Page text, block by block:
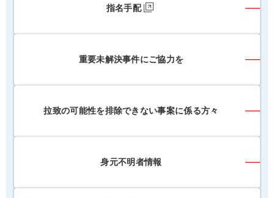
指名手配
重要未解決事件にご協力を
拉致の可能性を排除できない事案に係る方々
身元不明者情報